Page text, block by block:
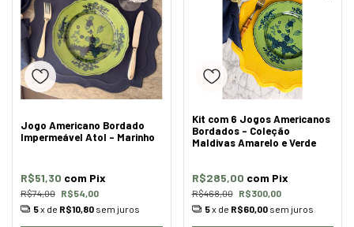
Jogo Americano Bordado
Impermeável Atol - Marinho
R$74,00 R$54,00
R$51,30 com Pix
5x de R$10,80 sem juros
Kit com 6 Jogos Americanos
Bordados - Coleção
Maldivas Amarelo e Verde
R$468,00 R$300,00
R$285,00 com Pix
5x de R$60,00 sem juros